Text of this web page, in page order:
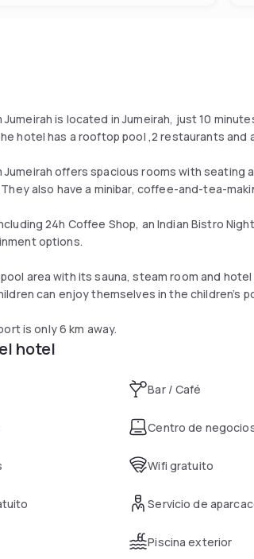
Jumeirah is located in Jumeirah, just 10
hotel has a rooftop pool ,2 restaurants and
Jumeirah offers spacious rooms with seating
also have a minibar, coffee-and-tea-
24h Coffee Shop, an Indian Bistro
options.
area with its sauna, steam room and
can enjoy themselves in the children’s
is only 6 km away.
hotel
Bar / Café
Centro de
Wifi gratuito
Servicio de
Piscina exterior